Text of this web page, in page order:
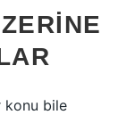
konu bile